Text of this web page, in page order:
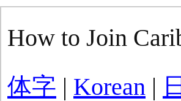
How to Join
体字 | Korean |